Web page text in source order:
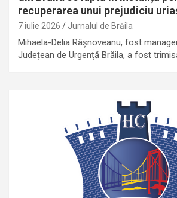
recuperarea unui prejudiciu
7 iulie 2026 Jurnalul de Brăila
Mihaela-Delia Râșnoveanu, fost
Județean de Urgență Brăila, a fost